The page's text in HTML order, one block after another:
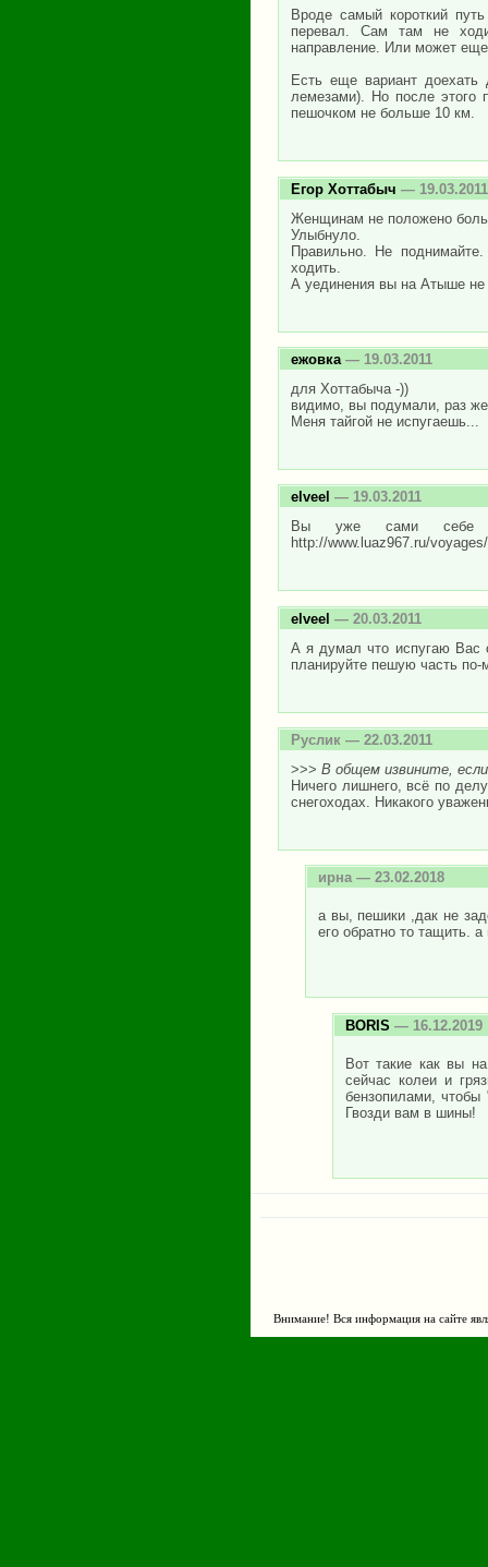
Вроде самый короткий
перевал. Сам там не
направление. Или может
Есть еще вариант
лемезами). Но после этого
пешочком не больше 10 км.
Егор Хоттабыч — 19.03.2011
Женщинам не положено
Улыбнуло.
Правильно. Не
ходить.
А уединения вы на Атыше не
ежовка — 19.03.2011
для Хоттабыча -))
видимо, вы подумали, раз
Меня тайгой не испугаешь...
elveel — 19.03.2011
Вы уже сами себе
http://www.luaz967.ru/
elveel — 20.03.2011
А я думал что испугаю Вас
планируйте пешую часть
Руслик — 22.03.2011
>>> В общем извините,
Ничего лишнего, всё по
снегоходах. Никакого
ирна— 23.02.2018
а вы, пешики ,дак не
его обратно то тащить.
BORIS — 16.12.2019
Вот такие как вы
сейчас колеи и
бензопилами,
Гвозди вам в шины!
Внимание! Вся информация на сайте